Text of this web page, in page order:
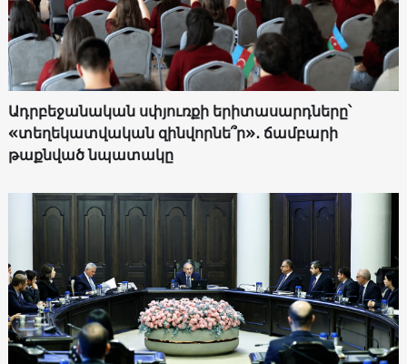
Ադրբեջանական սփյուռքի երիտասարդները՝
«տեղեկատվական զինվորնե՞ր»․ ճամբարի
թաքնված նպատակը